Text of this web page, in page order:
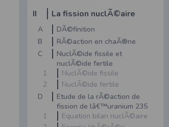
II La fission nuclÃ©aire
A
DÃ©finition
B
RÃ©action en chaÃ®ne
C
NuclÃ©ide fissile et
nuclÃ©ide fertile
1
NuclÃ©ide fissile
2
NuclÃ©ide fertile
D
Etude de la rÃ©action de
fission de lâ€™uranium 235
1
Equation bilan nuclÃ©aire